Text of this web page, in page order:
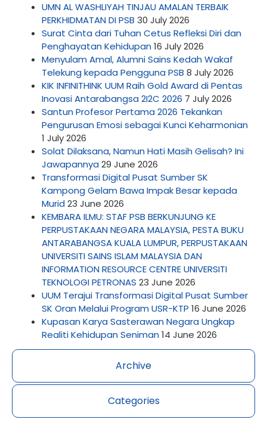
Archive
Categories
UMN AL WASHLIYAH TINJAU AMALAN TERBAIK
PERKHIDMATAN DI PSB 30 July 2026
Surat Cinta dari Tuhan Cetus Refleksi Diri dan
Penghayatan Kehidupan 16 July 2026
Menyulam Amal, Alumni Sains Kedah Wakaf
Telekung kepada Pengguna PSB 8 July 2026
KIK INFINITHINK UUM Raih Gold Award di Pentas
Inovasi Antarabangsa 2I2C 2026 7 July 2026
Santun Profesor Pertama 2026 Tekankan
Pengurusan Emosi sebagai Kunci Keharmonian
1 July 2026
Solat Dilaksana, Namun Hati Masih Gelisah? Ini
Jawapannya 29 June 2026
Transformasi Digital Pusat Sumber SK
Kampong Gelam Bawa Impak Besar kepada
Murid 23 June 2026
KEMBARA ILMU: STAF PSB BERKUNJUNG KE
PERPUSTAKAAN NEGARA MALAYSIA, PESTA BUKU
ANTARABANGSA KUALA LUMPUR, PERPUSTAKAAN
UNIVERSITI SAINS ISLAM MALAYSIA DAN
INFORMATION RESOURCE CENTRE UNIVERSITI
TEKNOLOGI PETRONAS 23 June 2026
UUM Terajui Transformasi Digital Pusat Sumber
SK Oran Melalui Program USR-KTP 16 June 2026
Kupasan Karya Sasterawan Negara Ungkap
Realiti Kehidupan Seniman 14 June 2026